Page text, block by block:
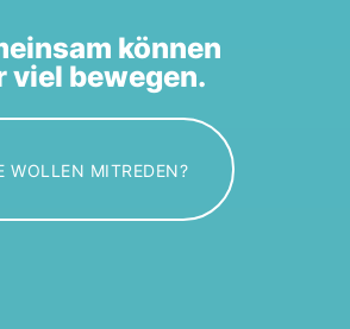
können
viel bewegen.
WOLLEN MITREDEN?